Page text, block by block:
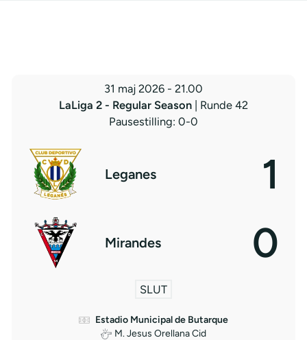
31 maj 2026 - 21.00
LaLiga 2 - Regular Season
| Runde 42
Pausestilling: 0-0
Leganes 1
Mirandes 0
SLUT
Estadio Municipal de Butarque
M. Jesus Orellana Cid